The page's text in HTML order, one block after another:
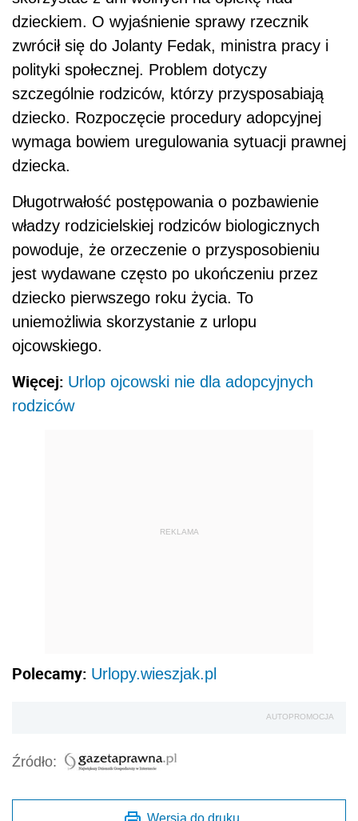
dzieckiem. O wyjaśnienie sprawy rzecznik
zwrócił się do Jolanty Fedak, ministra pracy i
polityki społecznej. Problem dotyczy
szczególnie rodziców, którzy przysposabiają
dziecko. Rozpoczęcie procedury adopcyjnej
wymaga bowiem uregulowania sytuacji prawnej
dziecka.
Długotrwałość postępowania o pozbawienie
władzy rodzicielskiej rodziców biologicznych
powoduje, że orzeczenie o przysposobieniu
jest wydawane często po ukończeniu przez
dziecko pierwszego roku życia. To
uniemożliwia skorzystanie z urlopu
ojcowskiego.
Więcej: Urlop ojcowski nie dla adopcyjnych
rodziców
REKLAMA
Polecamy: Urlopy.wieszjak.pl
AUTOPROMOCJA
Źródło:
Wersja do druku